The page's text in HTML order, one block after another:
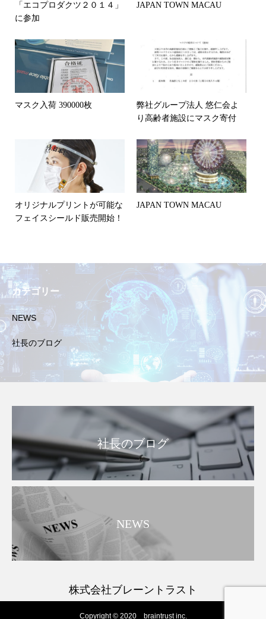
「エコプロダクツ２０１４」
に参加
JAPAN TOWN MACAU
マスク入荷 390000枚
弊社グループ法人 悠仁会よ
り高齢者施設にマスク寄付
オリジナルプリントが可能な
フェイスシールド販売開始！
JAPAN TOWN MACAU
カテゴリー
NEWS
社長のブログ
社長のブログ
NEWS
株式会社ブレーントラスト
Copyright © 2020 braintrust inc.